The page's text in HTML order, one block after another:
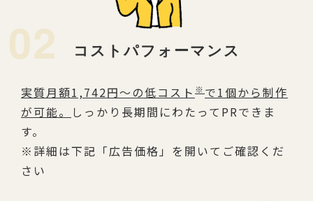
02 コストパフォーマンス
実質月額1,742円～の低コスト ※ で1個から制作
が可能。
しっかり長期間にわたってPRできま
す。
※詳細は下記「広告価格」を開いてご確認くだ
さい